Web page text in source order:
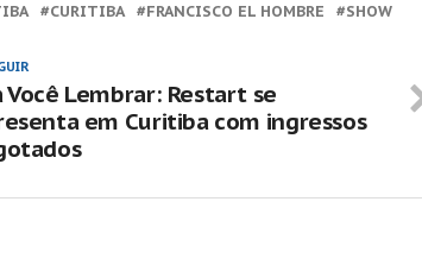
CURITIBA FRANCISCO EL HOMBRE SHOW
Você Lembrar: Restart se
em Curitiba com ingressos